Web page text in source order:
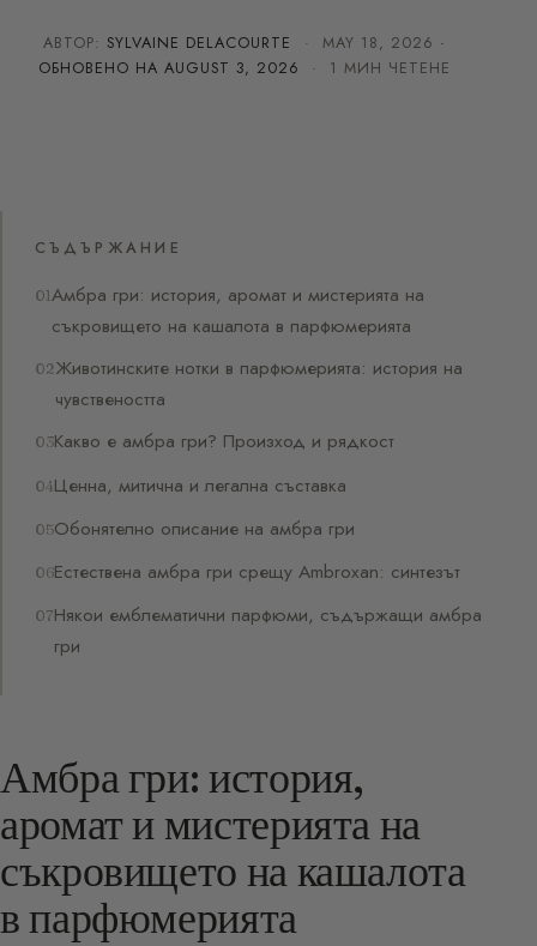
АВТОР: SYLVAINE DELACOURTE · MAY 18, 2026 ·
ОБНОВЕНО НА AUGUST 3, 2026 · 1 МИН ЧЕТЕНЕ
СЪДЪРЖАНИЕ
Амбра гри: история, аромат и мистерията на
съкровището на кашалота в парфюмерията
Животинските нотки в парфюмерията: история на
чувствеността
Какво е амбра гри? Произход и рядкост
Ценна, митична и легална съставка
Обонятелно описание на амбра гри
Естествена амбра гри срещу Ambroxan: синтезът
Някои емблематични парфюми, съдържащи амбра
гри
Амбра гри: история,
аромат и мистерията на
съкровището на кашалота
в парфюмерията